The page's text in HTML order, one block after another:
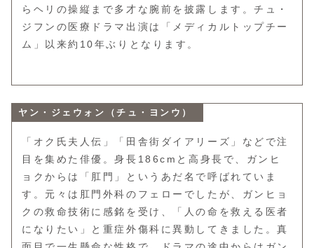
らヘリの操縦まで多才な腕前を披露します。チュ・
ジフンの医療ドラマ出演は「メディカルトップチー
ム」以来約10年ぶりとなります。
ヤン・ジェウォン（チュ・ヨンウ）
「オク氏夫人伝」「田舎街ダイアリーズ」などで注
目を集めた俳優。身長186cmと高身長で、ガンヒ
ョクからは「肛門」というあだ名で呼ばれていま
す。元々は肛門外科のフェローでしたが、ガンヒョ
クの救命技術に感銘を受け、「人の命を救える医者
になりたい」と重症外傷科に異動してきました。真